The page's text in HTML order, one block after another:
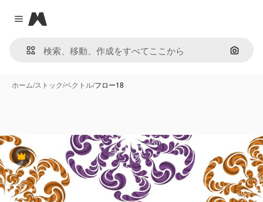
Close menu
Magnific
画像で
ホーム/ストック/ベクトル/フロー18
Premium